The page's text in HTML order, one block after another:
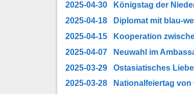
2025-04-30 Königstag der
2025-04-18 Diplomat mit blau-
2025-04-15 Kooperation
2025-04-07 Neuwahl im
2025-03-29 Ostasiatisches
2025-03-28 Nationalfeiertag von